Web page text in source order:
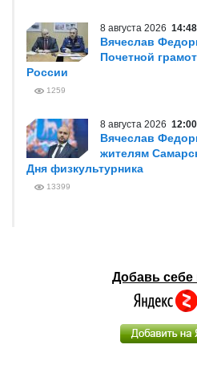
8 августа 2026 14:48
Вячеслав
Почетной
России
1259
8 августа 2026 12:00
Вячеслав
жителям
Дня физкультурника
13399
Добавь себе